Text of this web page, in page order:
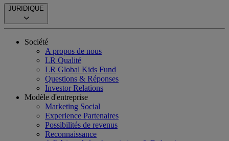
JURIDIQUE
Société
A propos de nous
LR Qualité
LR Global Kids Fund
Questions & Réponses
Investor Relations
Modèle d'entreprise
Marketing Social
Experience Partenaires
Possibilités de revenus
Reconnaissance